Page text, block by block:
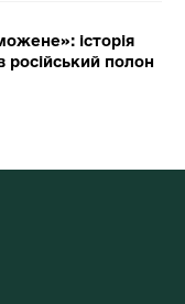
історія
російський полон